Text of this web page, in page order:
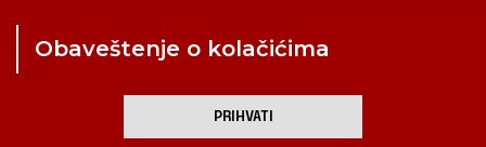
Kulturna scena
Obaveštenje o kolačićima
PRIHVATI